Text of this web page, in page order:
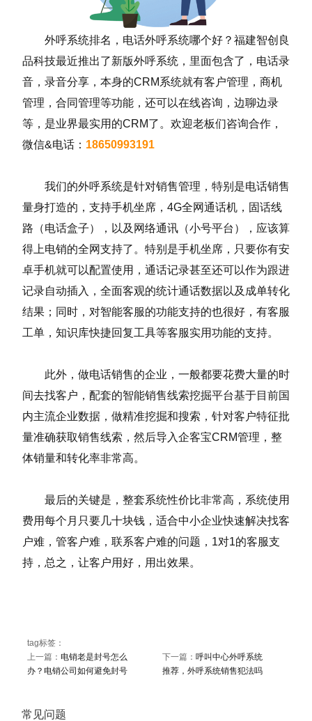
外呼系统排名，电话外呼系统哪个好？福建智创良
品科技最近推出了新版外呼系统，里面包含了，电话录
音，录音分享，本身的CRM系统就有客户管理，商机
管理，合同管理等功能，还可以在线咨询，边聊边录
等，是业界最实用的CRM了。欢迎老板们咨询合作，
微信&电话： 18650993191
我们的外呼系统是针对销售管理，特别是电话销售
量身打造的，支持手机坐席，4G全网通话机，固话线
路（电话盒子），以及网络通讯（小号平台），应该算
得上电销的全网支持了。特别是手机坐席，只要你有安
卓手机就可以配置使用，通话记录甚至还可以作为跟进
记录自动插入，全面客观的统计通话数据以及成单转化
结果；同时，对智能客服的功能支持的也很好，有客服
工单，知识库快捷回复工具等客服实用功能的支持。
此外，做电话销售的企业，一般都要花费大量的时
间去找客户，配套的智能销售线索挖掘平台基于目前国
内主流企业数据，做精准挖掘和搜索，针对客户特征批
量准确获取销售线索，然后导入企客宝CRM管理，整
体销量和转化率非常高。
最后的关键是，整套系统性价比非常高，系统使用
费用每个月只要几十块钱，适合中小企业快速解决找客
户难，管客户难，联系客户难的问题，1对1的客服支
持，总之，让客户用好，用出效果。
tag标签：
上一篇： 电销老是封号怎么
办？电销公司如何避免封号
下一篇： 呼叫中心外呼系统
推荐，外呼系统销售犯法吗
常见问题